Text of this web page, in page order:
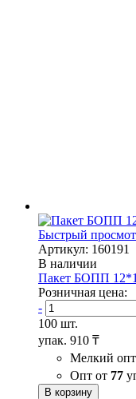
Быстрый
Артикул: 160191
В наличии
Пакет БОПП
Розничная цена:
-
100 шт.
упак. 910 ₸
Мелкий
Опт от 77
В корзину